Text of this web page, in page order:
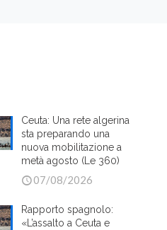
Ceuta: Una rete algerina
sta preparando una
nuova mobilitazione a
metà agosto (Le 360)
07/08/2026
Rapporto spagnolo:
«L’assalto a Ceuta e